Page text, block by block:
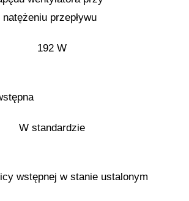
przepływu
192 W
W standardzie
wstępnej w stanie ustalonym